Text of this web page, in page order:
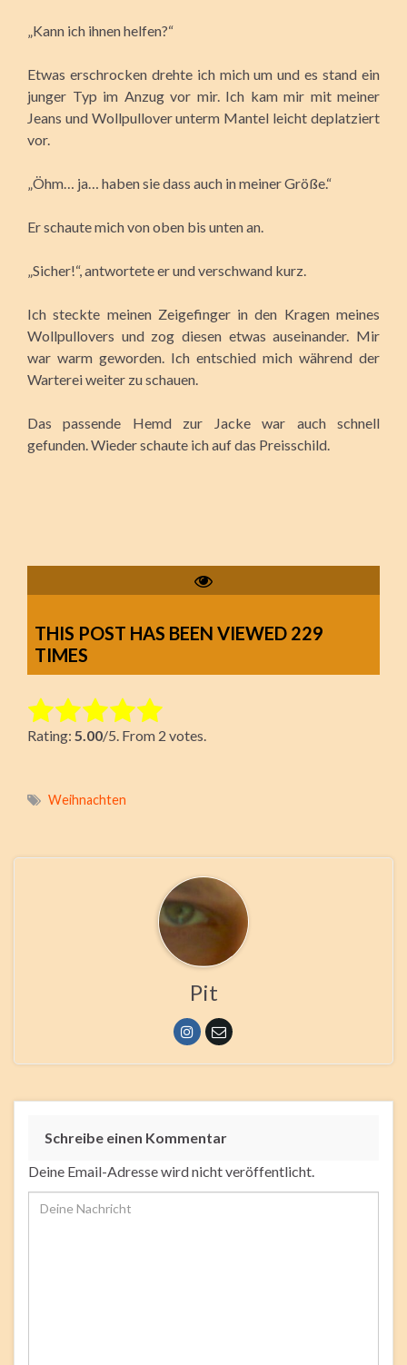
„Kann ich ihnen helfen?“
Etwas erschrocken drehte ich mich um und es stand ein
junger Typ im Anzug vor mir. Ich kam mir mit meiner
Jeans und Wollpullover unterm Mantel leicht deplatziert
vor.
„Öhm… ja… haben sie dass auch in meiner Größe.“
Er schaute mich von oben bis unten an.
„Sicher!“, antwortete er und verschwand kurz.
Ich steckte meinen Zeigefinger in den Kragen meines
Wollpullovers und zog diesen etwas auseinander. Mir
war warm geworden. Ich entschied mich während der
Warterei weiter zu schauen.
Das passende Hemd zur Jacke war auch schnell
gefunden. Wieder schaute ich auf das Preisschild.
THIS POST HAS BEEN VIEWED 229
TIMES
Rate this item:
Submit Rating
Rating: 5.00/5. From 2 votes.
Weihnachten
Pit
Schreibe einen Kommentar
Deine Email-Adresse wird nicht veröffentlicht.